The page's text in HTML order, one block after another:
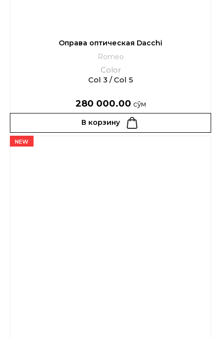
Оправа оптическая Dacchi
Romeo
Color
Col 3 / Col 5
280 000.00 сўм
В корзину
NEW